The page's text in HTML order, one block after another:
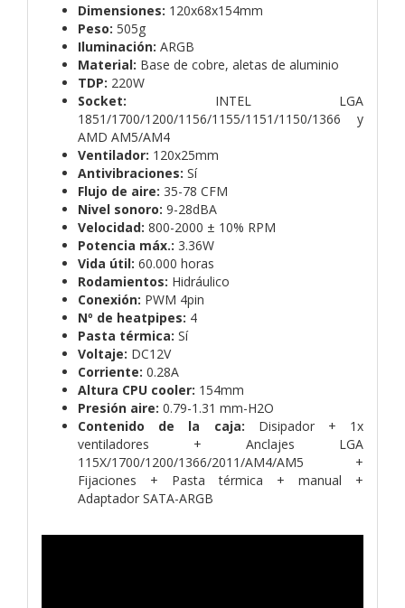
Dimensiones: 120x68x154mm
Peso: 505g
Iluminación: ARGB
Material: Base de cobre, aletas de aluminio
TDP: 220W
Socket: INTEL LGA
1851/1700/1200/1156/1155/1151/1150/1366 y
AMD AM5/AM4
Ventilador: 120x25mm
Antivibraciones: Sí
Flujo de aire: 35-78 CFM
Nivel sonoro: 9-28dBA
Velocidad: 800-2000 ± 10% RPM
Potencia máx.: 3.36W
Vida útil: 60.000 horas
Rodamientos: Hidráulico
Conexión: PWM 4pin
Nº de heatpipes: 4
Pasta térmica: Sí
Voltaje: DC12V
Corriente: 0.28A
Altura CPU cooler: 154mm
Presión aire: 0.79-1.31 mm-H2O
Contenido de la caja: Disipador + 1x
ventiladores + Anclajes LGA
115X/1700/1200/1366/2011/AM4/AM5 +
Fijaciones + Pasta térmica + manual +
Adaptador SATA-ARGB